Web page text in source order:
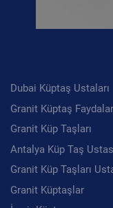
Dubai Küptaş Ustaları
Granit Küptaş
Granit Küp Taşları
Antalya Küp Taş
Granit Küp Taşları
Granit Küptaşlar